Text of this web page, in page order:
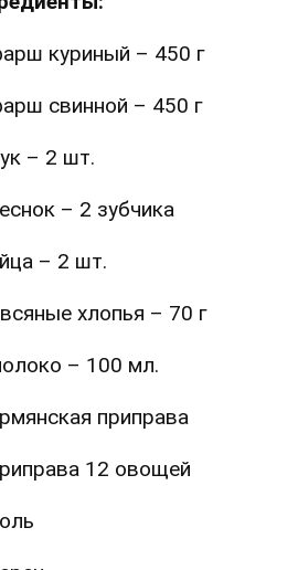
куриный – 450 г
свинной – 450 г
– 2 шт.
– 2 зубчика
– 2 шт.
хлопья – 70 г
– 100 мл.
приправа
12 овощей